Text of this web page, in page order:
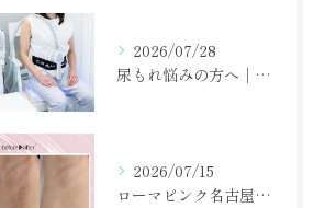
2026/07/28
尿もれ悩みの方へ｜骨盤底筋トレーニングで毎日をもっと快適に
2026/07/15
ローマピンク名古屋正規/脇の黒ずみ・くすみケア/モニター40％off